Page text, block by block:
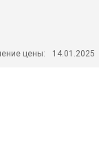
цены: 14.01.2025